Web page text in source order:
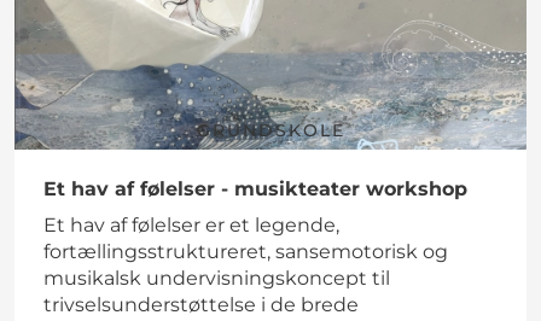
GRUNDSKOLE
Et hav af følelser - musikteater workshop
Et hav af følelser er et legende,
fortællingsstruktureret, sansemotorisk og
musikalsk undervisningskoncept til
trivselsunderstøttelse i de brede